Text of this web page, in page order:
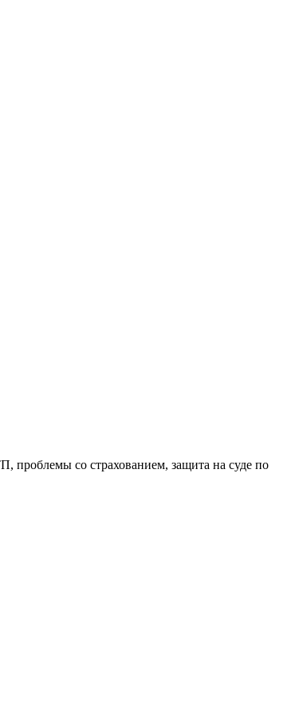
проблемы со страхованием, защита на суде по